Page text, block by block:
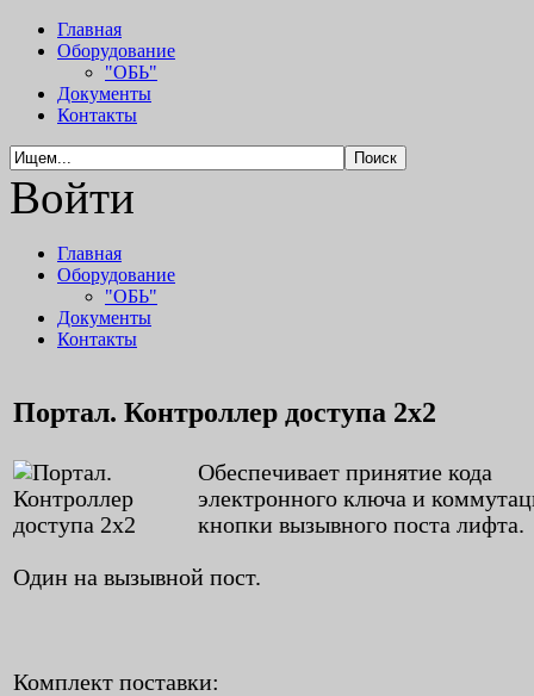
Главная
Оборудование
"ОБЬ"
Документы
Контакты
Войти
Главная
Оборудование
"ОБЬ"
Документы
Контакты
Портал. Контроллер доступа 2х2
Обеспечивает принятие кода
электронного ключа и
кнопки вызывного поста лифта.
Один на вызывной пост.
Комплект поставки: